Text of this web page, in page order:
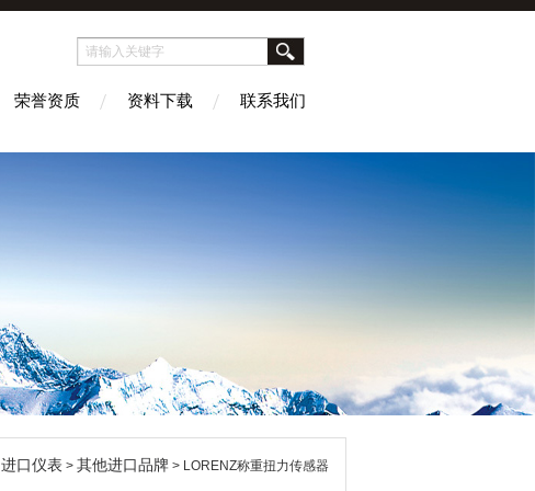
荣誉资质 资料下载 联系我们
进口仪表 > 其他进口品牌 > LORENZ称重扭力传感器